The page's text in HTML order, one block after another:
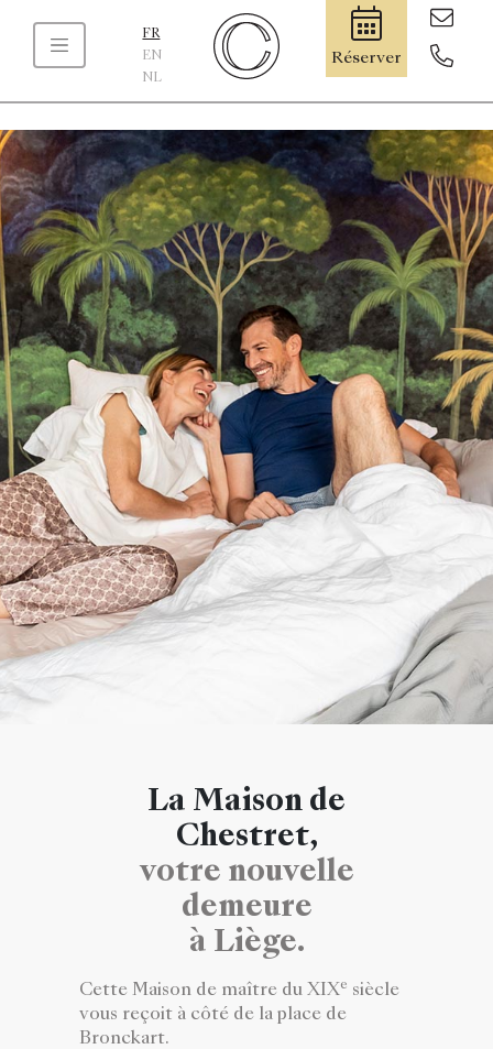
FR
EN
NL
Réserver
La Maison de
Chestret,
votre nouvelle
demeure
à Liège.
Cette Maison de maître du XIXe siècle
vous reçoit à côté de la place de
Bronckart.